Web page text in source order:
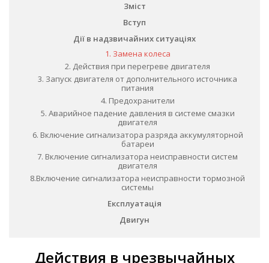
Зміст
Вступ
Дії в надзвичайних ситуаціях
1. Замена колеса
2. Действия при перегреве двигателя
3. Запуск двигателя от дополнительного источника
питания
4. Предохранители
5. Аварийное падение давления в системе смазки
двигателя
6. Включение сигнализатора разряда аккумуляторной
батареи
7. Включение сигнализатора неисправности систем
двигателя
8.Включение сигнализатора неисправности тормозной
системы
Експлуатація
Двигун
Действия в чрезвычайных